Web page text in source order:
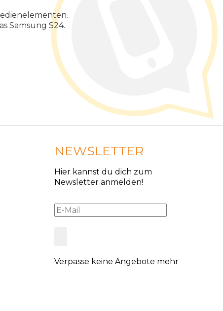
Samsung S24.
NEWSLETTER
Hier kannst du dich zum
Newsletter anmelden!
Verpasse keine Angebote mehr